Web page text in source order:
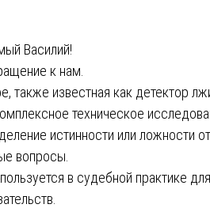
Василий!
к нам.
также известная как детектор
техническое
истинности или ложности
вопросы.
в судебной практике